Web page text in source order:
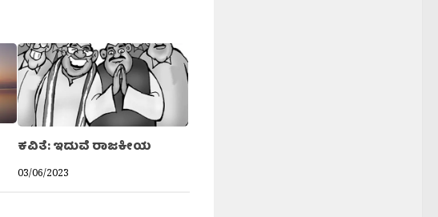
ಕವಿತೆ: ಇದುವೆ ರಾಜಕೀಯ
03/06/2023